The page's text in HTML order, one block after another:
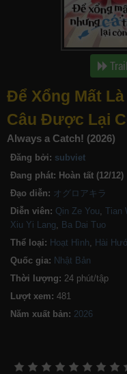
Để Xổng Mất
Câu Được Lại
Always a Catch! (2026)
Đăng bởi: subviet
Đang phát: Hoàn tất (12/12)
Đạo diễn: オグロアキラ
Diễn viên: Qin Ze You, Tian
Xiu Yi Lang, Ba Dai Tuo
Thể loại: Hoạt Hình, Hài
Quốc gia: Nhật Bản
Thời lượng: 24 phút/tập
Lượt xem: 481
Năm xuất bản: